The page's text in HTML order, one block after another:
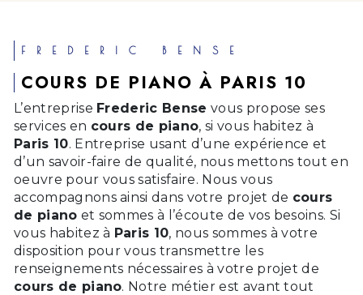
FREDERIC BENSE
COURS DE PIANO À PARIS 10
L’entreprise Frederic Bense vous propose ses
services en cours de piano, si vous habitez à
Paris 10. Entreprise usant d’une expérience et
d’un savoir-faire de qualité, nous mettons tout en
oeuvre pour vous satisfaire. Nous vous
accompagnons ainsi dans votre projet de cours
de piano et sommes à l’écoute de vos besoins. Si
vous habitez à Paris 10, nous sommes à votre
disposition pour vous transmettre les
renseignements nécessaires à votre projet de
cours de piano. Notre métier est avant tout